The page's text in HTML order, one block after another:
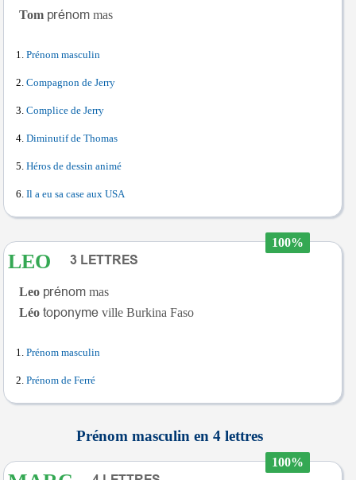
Tom mas
Prénom masculin
Compagnon de Jerry
Complice de Jerry
Diminutif de Thomas
Héros de dessin animé
Il a eu sa case aux USA
100%
LEO
Leo
mas
Léo
ville Burkina Faso
Prénom masculin
Prénom de Ferré
Prénom masculin en 4 lettres
100%